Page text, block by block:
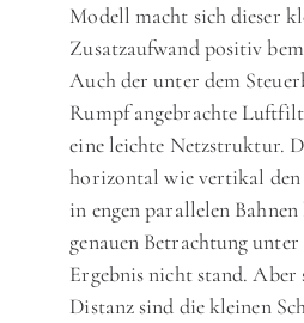
Modell macht sich dieser
Zusatzaufwand positiv
Auch der unter dem
Rumpf angebrachte
eine leichte Netzstruktur.
horizontal wie vertikal den
in engen parallelen
genauen Betrachtung
Ergebnis nicht stand. Aber
Distanz sind die kleinen